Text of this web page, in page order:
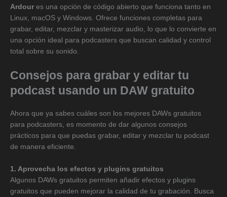
Ardour es una opción de código abierto que funciona tanto en
Linux, macOS y Windows. Ofrece funciones completas para
grabar, editar, mezclar y masterizar audio, lo que lo convierte en
una opción ideal para podcasters que buscan calidad y control
total sobre su sonido.
Consejos para grabar y editar tu
podcast usando un DAW gratuito
Ahora que ya sabes cuáles son los mejores DAWs gratuitos
para podcasters, es momento de dar algunos consejos
prácticos para que puedas grabar, editar y mezclar tu podcast
de manera eficiente.
1. Aprovecha los efectos y plugins gratuitos
Algunos DAWs gratuitos permiten añadir efectos y plugins
gratuitos que pueden mejorar la calidad de tu grabación. Busca